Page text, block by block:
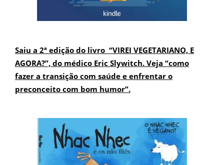
Saiu a 2ª edição do livro “VIREI VEGETARIANO, E
AGORA?”, do médico Eric Slywitch. Veja “como
fazer a transição com saúde e enfrentar o
preconceito com bom humor”.